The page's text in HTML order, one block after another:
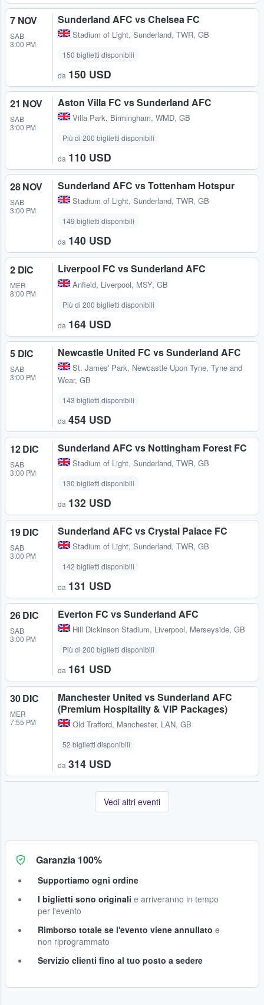
7 NOV
SAB
3:00 PM
Sunderland AFC vs Chelsea FC
Stadium of Light, Sunderland, TWR, GB
150 biglietti disponibili
da 150 USD
21 NOV
SAB
3:00 PM
Aston Villa FC vs Sunderland AFC
Villa Park, Birmingham, WMD, GB
Più di 200 biglietti disponibili
da 110 USD
28 NOV
SAB
3:00 PM
Sunderland AFC vs Tottenham Hotspur
Stadium of Light, Sunderland, TWR, GB
149 biglietti disponibili
da 140 USD
2 DIC
MER
8:00 PM
Liverpool FC vs Sunderland AFC
Anfield, Liverpool, MSY, GB
Più di 200 biglietti disponibili
da 164 USD
5 DIC
SAB
3:00 PM
Newcastle United FC vs Sunderland AFC
St. James' Park, Newcastle Upon Tyne, Tyne and
Wear, GB
143 biglietti disponibili
da 454 USD
12 DIC
SAB
3:00 PM
Sunderland AFC vs Nottingham Forest FC
Stadium of Light, Sunderland, TWR, GB
130 biglietti disponibili
da 132 USD
19 DIC
SAB
3:00 PM
Sunderland AFC vs Crystal Palace FC
Stadium of Light, Sunderland, TWR, GB
142 biglietti disponibili
da 131 USD
26 DIC
SAB
3:00 PM
Everton FC vs Sunderland AFC
Hill Dickinson Stadium, Liverpool, Merseyside, GB
Più di 200 biglietti disponibili
da 161 USD
30 DIC
MER
7:55 PM
Manchester United vs Sunderland AFC
(Premium Hospitality & VIP Packages)
Old Trafford, Manchester, LAN, GB
52 biglietti disponibili
da 314 USD
Vedi altri eventi
Garanzia 100%
Supportiamo ogni ordine
I biglietti sono originali e arriveranno in tempo
per l'evento
Rimborso totale se l'evento viene annullato e
non riprogrammato
Servizio clienti fino al tuo posto a sedere